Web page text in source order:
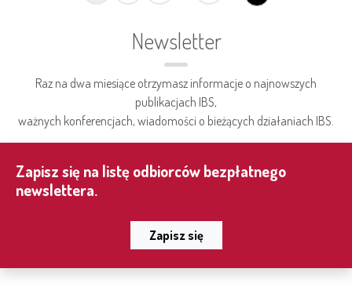
Newsletter
Raz na dwa miesiące otrzymasz informacje o najnowszych
publikacjach IBS,
ważnych konferencjach, wiadomości o bieżących działaniach IBS.
Zapisz się na listę odbiorców bezpłatnego
newslettera.
Zapisz się